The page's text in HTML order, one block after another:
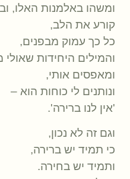
ומשהו באלמנות האלו,
קורע את הלב,
כל כך עמוק מבפנים,
והמילים היחידות שאולי
ומאפסים אותי,
ונותנים לי כוחות הוא –
'אין לנו ברירה'.
וגם זה לא נכון,
כי תמיד יש ברירה,
ותמיד יש בחירה.